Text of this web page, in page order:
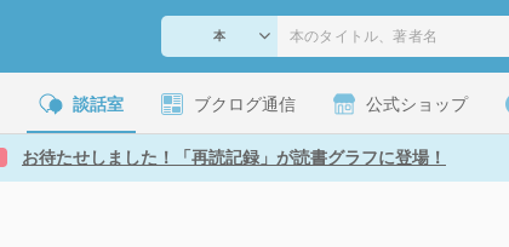
談話室 ブクログ通信 公式ショップ
お待たせしました！「再読記録」が読書グラフに登場！